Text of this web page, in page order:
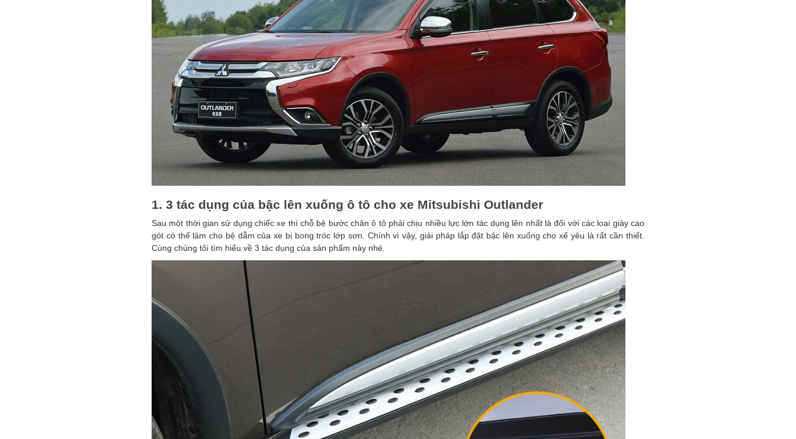
1. 3 tác dụng của bậc lên xuống ô tô cho xe Mitsubishi Outlander
Sau một thời gian sử dụng chiếc xe thì chỗ bệ bước chân ô tô phải chịu nhiều lực lớn tác dụng lên nhất là đối với các loại giày cao
gót có thể làm cho bệ dẫm của xe bị bong tróc lớp sơn. Chính vì vậy, giải pháp lắp đặt bậc lên xuống cho xế yêu là rất cần thiết.
Cùng chúng tôi tìm hiểu về 3 tác dụng của sản phẩm này nhé.